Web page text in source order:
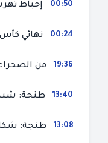
00:50
00:24
19:36
13:40
13:08